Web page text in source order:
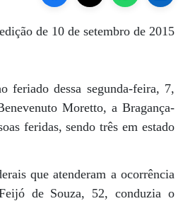
de 10 de setembro de 2015
feriado dessa segunda-feira, 7,
Moretto, a Bragança-
feridas, sendo três em estado
que atenderam a ocorrência
de Souza, 52, conduzia o